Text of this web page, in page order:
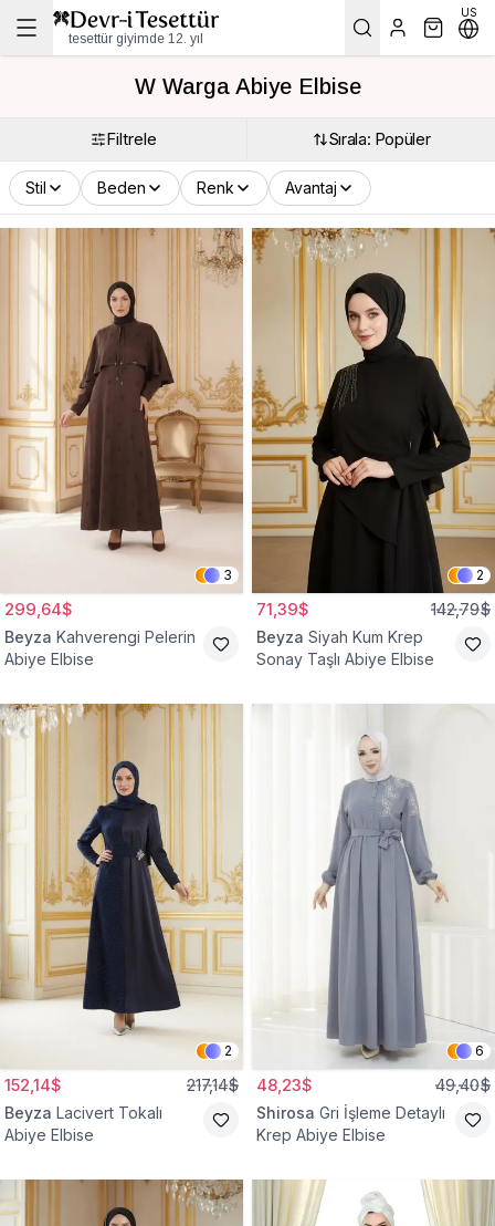
tesettür giyimde 12. yıl
US
W Warga Abiye Elbise
Filtrele Sırala: Popüler
Stil Beden Renk Avantaj
3
299,64$
Beyza Kahverengi Pelerin
Abiye Elbise
2
71,39$ 142,79$
Beyza Siyah Kum Krep
Sonay Taşlı Abiye Elbise
2
152,14$ 217,14$
Beyza Lacivert Tokalı
Abiye Elbise
6
48,23$ 49,40$
Shirosa Gri İşleme Detaylı
Krep Abiye Elbise